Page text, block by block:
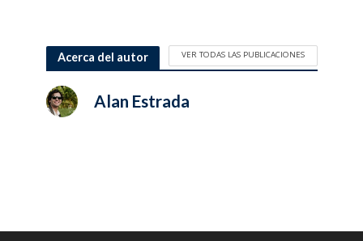
Acerca del autor VER TODAS LAS PUBLICACIONES
Alan Estrada